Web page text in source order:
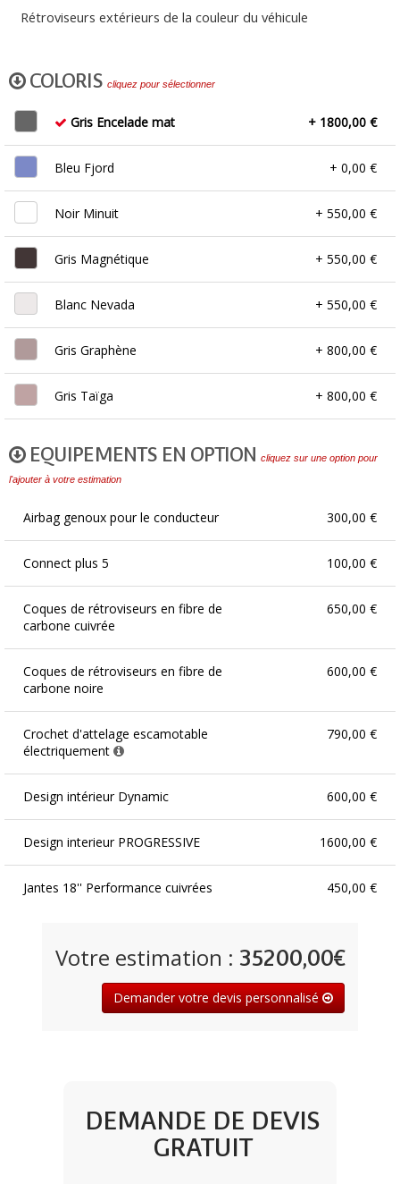
Rétroviseurs extérieurs de la couleur du véhicule
COLORIS cliquez pour sélectionner
Gris Encelade mat + 1800,00 €
Bleu Fjord + 0,00 €
Noir Minuit + 550,00 €
Gris Magnétique + 550,00 €
Blanc Nevada + 550,00 €
Gris Graphène + 800,00 €
Gris Taïga + 800,00 €
EQUIPEMENTS EN OPTION cliquez sur une option pour
l'ajouter à votre estimation
Airbag genoux pour le conducteur 300,00 €
Connect plus 5 100,00 €
Coques de rétroviseurs en fibre de
carbone cuivrée
650,00 €
Coques de rétroviseurs en fibre de
carbone noire
600,00 €
Crochet d'attelage escamotable
électriquement
790,00 €
Design intérieur Dynamic 600,00 €
Design interieur PROGRESSIVE 1600,00 €
Jantes 18'' Performance cuivrées 450,00 €
Jupes latérales 330,00 €
Projecteurs MATRIX LED
Roue de secours compacte 18''
Votre estimation : 35200,00€
Demander votre devis personnalisé
DEMANDE DE DEVIS
GRATUIT